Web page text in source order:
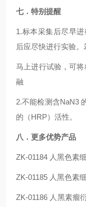
七．特别提醒
1.标本采集后尽早
后应尽快进行实验。
马上进行试验，可
融
2.不能检测含NaN3
的（HRP）活性。
八．更多优势产品
ZK-01184 人黑色素
ZK-01185 人黑色素
ZK-01186 人黑素瘤